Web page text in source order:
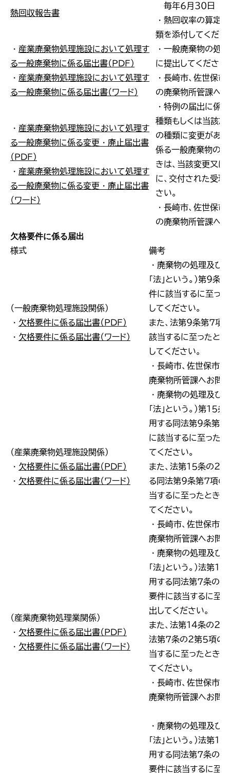
熱回収報告書
毎年６月３０日
・熱回収率の算定
類を添付してくださ
・ 産業廃棄物処理施設において処理す
る一般廃棄物に係る届出書（ＰＤＦ）
・ 産業廃棄物処理施設において処理す
る一般廃棄物に係る届出書（ワード）
・一般廃棄物の処
に提出してください
・長崎市、佐世保
の廃棄物所管課へ
・ 産業廃棄物処理施設において処理す
る一般廃棄物に係る変更・廃止届出書
（ＰＤＦ）
・ 産業廃棄物処理施設において処理す
る一般廃棄物に係る変更・廃止届出書
（ワード）
・特例の届出に係
種類もしくは当該
の種類に変更があ
係る一般廃棄物の
きは、当該変更又は
に、交付された受
さい。
・長崎市、佐世保
の廃棄物所管課へ
欠格要件に係る届出
様式 備考
（一般廃棄物処理施設関係）
・ 欠格要件に係る届出書（ＰＤＦ）
・ 欠格要件に係る届出書（ワード）
・廃棄物の処理及び
「法」という。）第９
件に該当するに至っ
してください。
また、法第９条第７
該当するに至ったと
してください。
・長崎市、佐世保市
廃棄物所管課へお問
（産業廃棄物処理施設関係）
・ 欠格要件に係る届出書（ＰＤＦ）
・ 欠格要件に係る届出書（ワード）
・廃棄物の処理及び
「法」という。）第１
用する同法第９条第
に該当するに至った
てください。
また、法第１５条の２
る同法第９条第７項
当するに至ったとき
てください。
・長崎市、佐世保市
廃棄物所管課へお問
（産業廃棄物処理業関係）
・ 欠格要件に係る届出書（ＰＤＦ）
・ 欠格要件に係る届出書（ワード）
・廃棄物の処理及び
「法」という。）法第
用する同法第７条の
要件に該当するに至
出してください。
また、法第１４条の２
法第７条の２第５項
当するに至ったとき
てください。
・長崎市、佐世保市
廃棄物所管課へお問
・廃棄物の処理及び
「法」という。）法第
用する同法第７条の
要件に該当するに至